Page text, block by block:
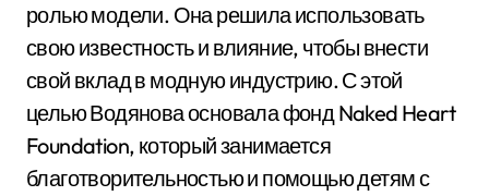
ролью модели. Она решила использовать
свою известность и влияние, чтобы внести
свой вклад в модную индустрию. С этой
целью Водянова основала фонд Naked Heart
Foundation, который занимается
благотворительностью и помощью детям с